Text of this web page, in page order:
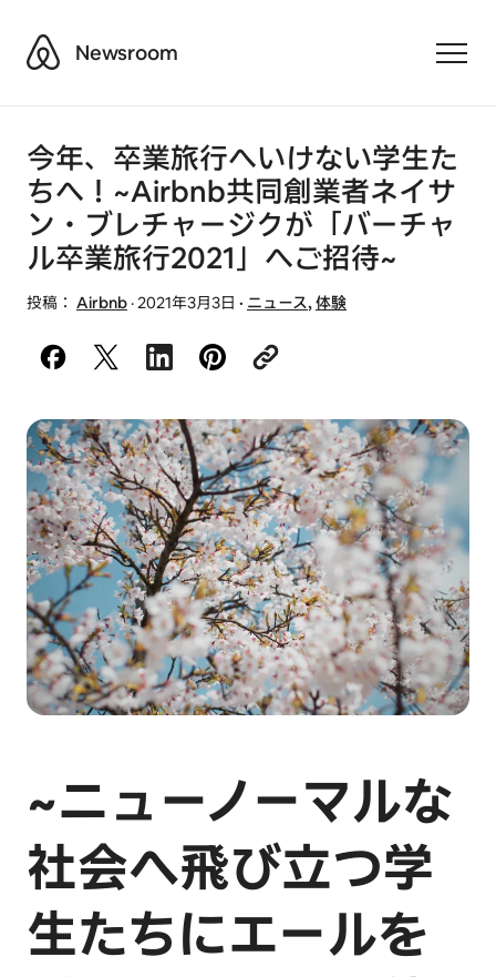
AirbnbNewsroom
今年、卒業旅行へいけない学生た
ちへ！~Airbnb共同創業者ネイサ
ン・ブレチャージクが「バーチャ
ル卒業旅行2021」へご招待~
投稿： Airbnb ·2021年3月3日 · ニュース,体験
~ニューノーマルな
社会へ飛び立つ学
生たちにエールを